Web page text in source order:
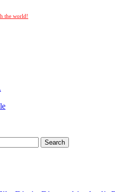
the world!